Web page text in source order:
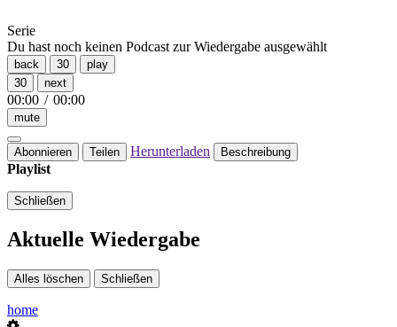
Serie
Du hast noch keinen Podcast zur Wiedergabe ausgewählt
back 30
play
30
next
00:00 / 00:00
mute
Abonnieren Teilen Herunterladen Beschreibung
Playlist
Schließen
Aktuelle Wiedergabe
Alles löschen Schließen
home